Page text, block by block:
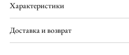
Характеристики
Доставка и возврат